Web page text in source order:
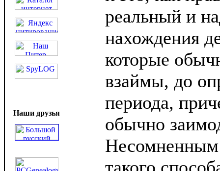
Наши друзья
реальный и
нахождения
которые
взаймы, до
периода,
обычно